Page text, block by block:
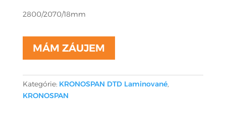
2800/2070/18mm
MÁM ZÁUJEM
Kategórie: KRONOSPAN DTD Laminované,
KRONOSPAN